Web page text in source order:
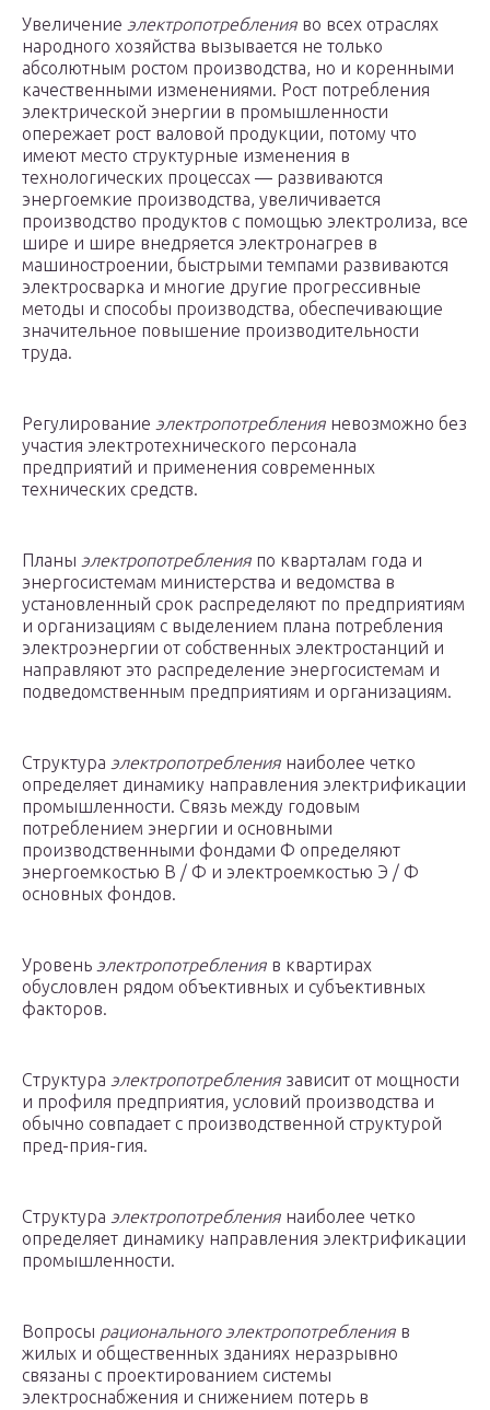
Увеличение электропотребления во всех отраслях
народного хозяйства вызывается не только
абсолютным ростом производства, но и коренными
качественными изменениями. Рост потребления
электрической энергии в промышленности
опережает рост валовой продукции, потому что
имеют место структурные изменения в
технологических процессах — развиваются
энергоемкие производства, увеличивается
производство продуктов с помощью электролиза, все
шире и шире внедряется электронагрев в
машиностроении, быстрыми темпами развиваются
электросварка и многие другие прогрессивные
методы и способы производства, обеспечивающие
значительное повышение производительности
труда.
Регулирование электропотребления невозможно без
участия электротехнического персонала
предприятий и применения современных
технических средств.
Планы электропотребления по кварталам года и
энергосистемам министерства и ведомства в
установленный срок распределяют по предприятиям
и организациям с выделением плана потребления
электроэнергии от собственных электростанций и
направляют это распределение энергосистемам и
подведомственным предприятиям и организациям.
Структура электропотребления наиболее четко
определяет динамику направления электрификации
промышленности. Связь между годовым
потреблением энергии и основными
производственными фондами Ф определяют
энергоемкостью В / Ф и электроемкостью Э / Ф
основных фондов.
Уровень электропотребления в квартирах
обусловлен рядом объективных и субъективных
факторов.
Структура электропотребления зависит от мощности
и профиля предприятия, условий производства и
обычно совпадает с производственной структурой
пред-прия-гия.
Структура электропотребления наиболее четко
определяет динамику направления электрификации
промышленности.
Вопросы рационального электропотребления в
жилых и общественных зданиях неразрывно
связаны с проектированием системы
электроснабжения и снижением потерь в